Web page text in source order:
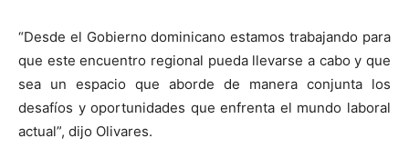
“Desde el Gobierno dominicano estamos trabajando para
que este encuentro regional pueda llevarse a cabo y que
sea un espacio que aborde de manera conjunta los
desafíos y oportunidades que enfrenta el mundo laboral
actual”, dijo Olivares.